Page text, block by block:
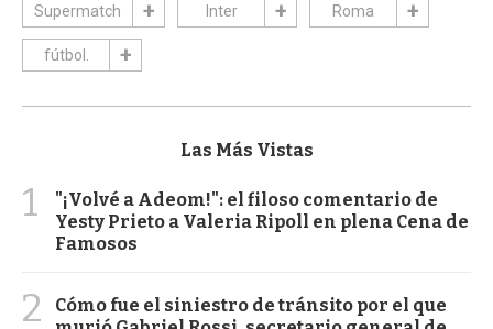
Supermatch Inter Roma
fútbol.
Las Más Vistas
1
"¡Volvé a Adeom!": el filoso comentario de
Yesty Prieto a Valeria Ripoll en plena Cena de
Famosos
2
Cómo fue el siniestro de tránsito por el que